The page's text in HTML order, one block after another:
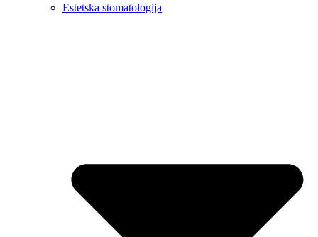
Estetska stomatologija